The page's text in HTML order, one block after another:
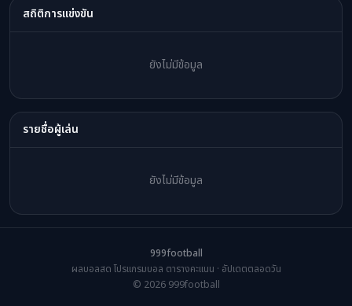
สถิติการแข่งขัน
ยังไม่มีข้อมูล
รายชื่อผู้เล่น
ยังไม่มีข้อมูล
999football
ผลบอลสด โปรแกรมบอล ตารางคะแนน · อัปเดตตลอดวัน
© 2026 999football